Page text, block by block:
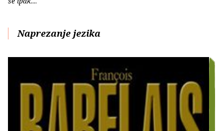
Naprezanje jezika